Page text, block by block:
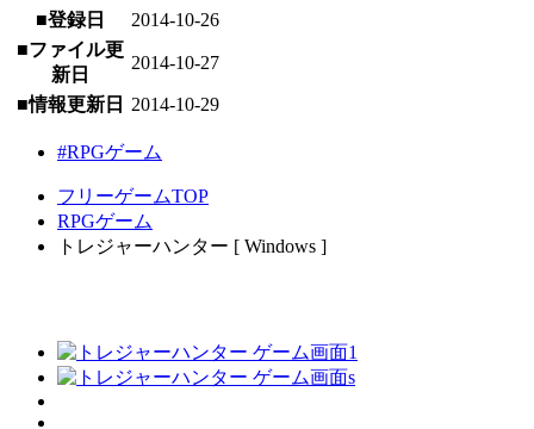
■登録日
2014-10-26
■ファイル更
新日
2014-10-27
■情報更新日 2014-10-29
#RPGゲーム
フリーゲームTOP
RPGゲーム
トレジャーハンター [ Windows ]